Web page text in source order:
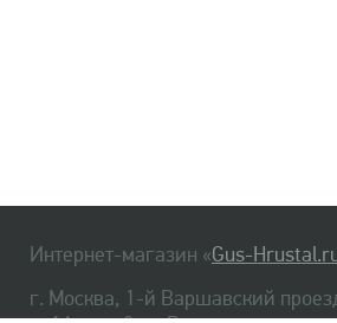
Интернет-магазин «Gus-
г. Москва, 1-й Варшавский